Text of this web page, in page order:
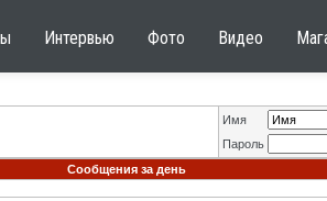
Интервью Фото Видео
Имя
Пароль
Сообщения за день